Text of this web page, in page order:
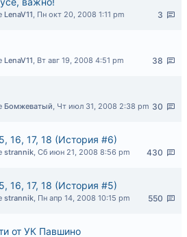
3
LenaV11, Пн окт 20, 2008 1:11 pm
38
LenaV11, Вт авг 19, 2008 4:51 pm
30
Бомжеватый, Чт июл 31, 2008 2:38 pm
16, 17, 18 (История #6)
430
strannik, Сб июн 21, 2008 8:56 pm
16, 17, 18 (История #5)
550
strannik, Пн апр 14, 2008 10:15 pm
от УК Павшино